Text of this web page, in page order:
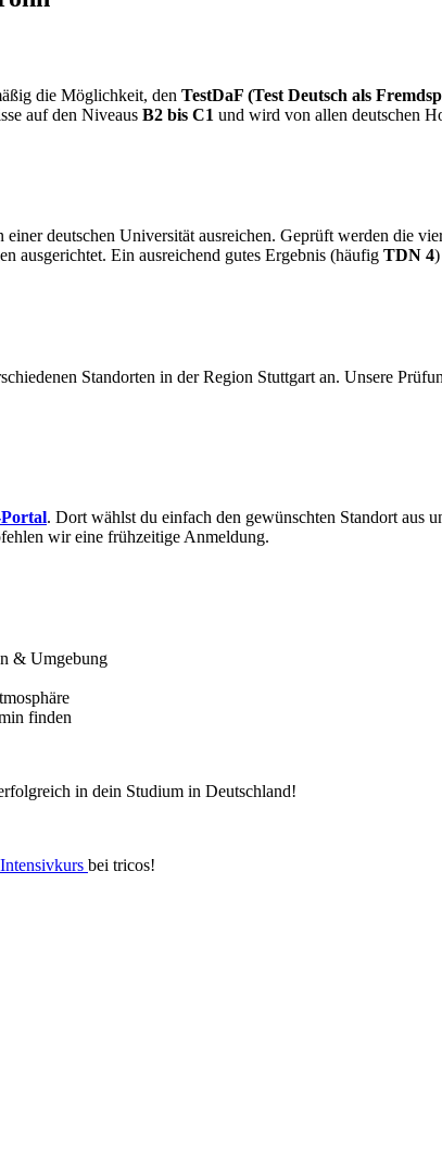
die Möglichkeit, den TestDaF (Test Deutsch als
auf den Niveaus B2 bis C1 und wird von allen deutschen
deutschen Universität ausreichen. Geprüft werden die
ausgerichtet. Ein ausreichend gutes Ergebnis (häufig TDN 4
Standorten in der Region Stuttgart an. Unsere
. Dort wählst du einfach den gewünschten Standort aus
wir eine frühzeitige Anmeldung.
& Umgebung
finden
in dein Studium in Deutschland!
bei tricos!